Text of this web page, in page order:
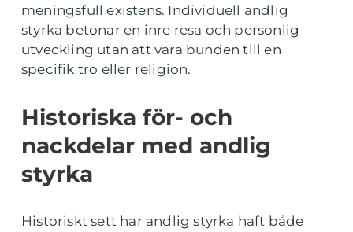
meningsfull existens. Individuell andlig
styrka betonar en inre resa och personlig
utveckling utan att vara bunden till en
specifik tro eller religion.
Historiska för- och
nackdelar med andlig
styrka
Historiskt sett har andlig styrka haft både